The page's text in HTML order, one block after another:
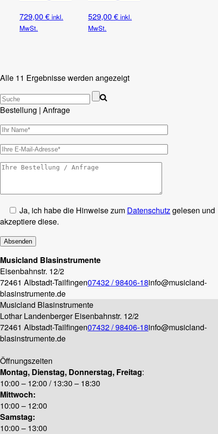
729,00 € inkl.
MwSt.
529,00 € inkl.
MwSt.
Alle 11 Ergebnisse werden angezeigt
Bestellung | Anfrage
Ja, ich habe die Hinweise zum Datenschutzgelesen und
akzeptiere diese.
Musicland Blasinstrumente
Eisenbahnstr. 12/2
72461 Albstadt-Tailfingen07432 / 98406-18info@musicland-
blasinstrumente.de
Musicland Blasinstrumente
Lothar Landenberger Eisenbahnstr. 12/2
72461 Albstadt-Tailfingen07432 / 98406-18info@musicland-
blasinstrumente.de
Öffnungszeiten
Montag, Dienstag, Donnerstag, Freitag:
10:00 – 12:00 / 13:30 – 18:30
Mittwoch:
10:00 – 12:00
Samstag:
10:00 – 13:00